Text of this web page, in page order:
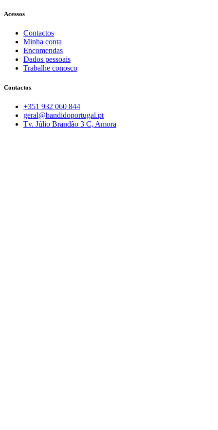
Acessos
Contactos
Minha conta
Encomendas
Dados pessoais
Trabalhe conosco
Contactos
+351 932 060 844
geral@bandidoportugal.pt
Tv. Júlio Brandão 3 C, Amora